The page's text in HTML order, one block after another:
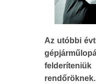
Az utóbbi